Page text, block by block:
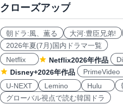
クローズアップ
朝ドラ:風、薫る 大河:豊臣兄弟!
2026年夏(7月)国内ドラマ一覧
Netflix
Netflix2026年作品
Disney+2026年作品
PrimeVideo
U-NEXT
Lemino Hulu
グローバル視点で読む韓国ドラ